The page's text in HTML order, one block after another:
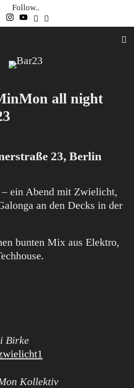
Follow..
all night
23, Berlin
ein Abend mit Zwielicht,
an den Decks in der
bunten Mix aus Elektro,
Birke
Kollektiv